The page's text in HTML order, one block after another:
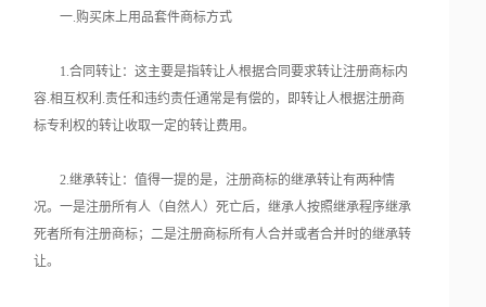
一.购买床上用品套件商标方式
1.合同转让：这主要是指转让人根据合同要求转让注册商标内
容.相互权利.责任和违约责任通常是有偿的，即转让人根据注册商
标专利权的转让收取一定的转让费用。
2.继承转让：值得一提的是，注册商标的继承转让有两种情
况。一是注册所有人（自然人）死亡后，继承人按照继承程序继承
死者所有注册商标；二是注册商标所有人合并或者合并时的继承转
让。